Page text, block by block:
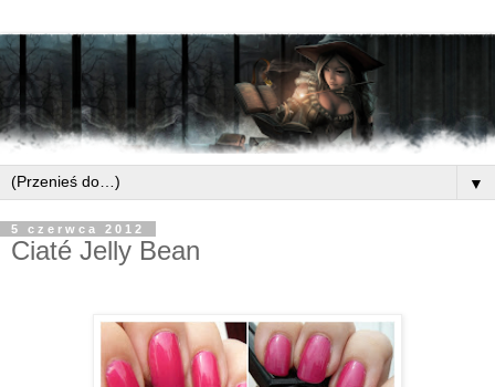
▼
5 czerwca 2012
Ciaté Jelly Bean